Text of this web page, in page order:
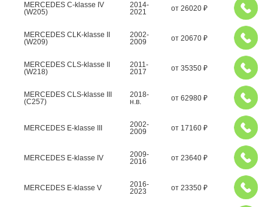
MERCEDES C-klasse IV
(W205)
2014-
2021
от 26020 ₽
MERCEDES CLK-klasse II
(W209)
2002-
2009
от 20670 ₽
MERCEDES CLS-klasse II
(W218)
2011-
2017
от 35350 ₽
MERCEDES CLS-klasse III
(C257)
2018-
н.в.
от 62980 ₽
MERCEDES E-klasse III
2002-
2009
от 17160 ₽
MERCEDES E-klasse IV
2009-
2016
от 23640 ₽
MERCEDES E-klasse V
2016-
2023
от 23350 ₽